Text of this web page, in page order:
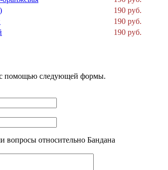
190 руб.
190 руб.
190 руб.
помощью следующей формы.
относительно Бандана